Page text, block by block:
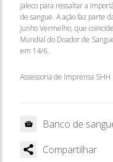
jaleco para ressaltar a
de sangue. A ação faz parte
Junho Vermelho, que
Mundial do Doador de
em 14/6.
Assessoria de Imprensa SHH
Banco de
Compartilhar